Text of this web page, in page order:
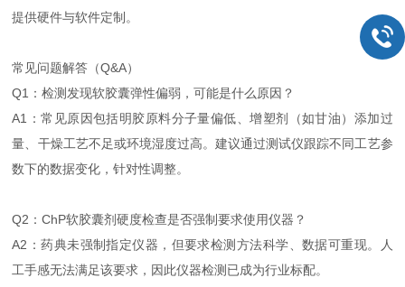
提供硬件与软件定制。
常见问题解答（Q&A）
Q1：检测发现软胶囊弹性偏弱，可能是什么原因？
A1：常见原因包括明胶原料分子量偏低、增塑剂（如甘油）添加过
量、干燥工艺不足或环境湿度过高。建议通过测试仪跟踪不同工艺参
数下的数据变化，针对性调整。
Q2：ChP软胶囊剂硬度检查是否强制要求使用仪器？
A2：药典未强制指定仪器，但要求检测方法科学、数据可重现。人
工手感无法满足该要求，因此仪器检测已成为行业标配。